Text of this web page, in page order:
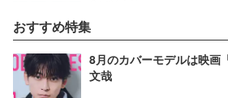
おすすめ特集
8月のカバーモデルは映画
文哉